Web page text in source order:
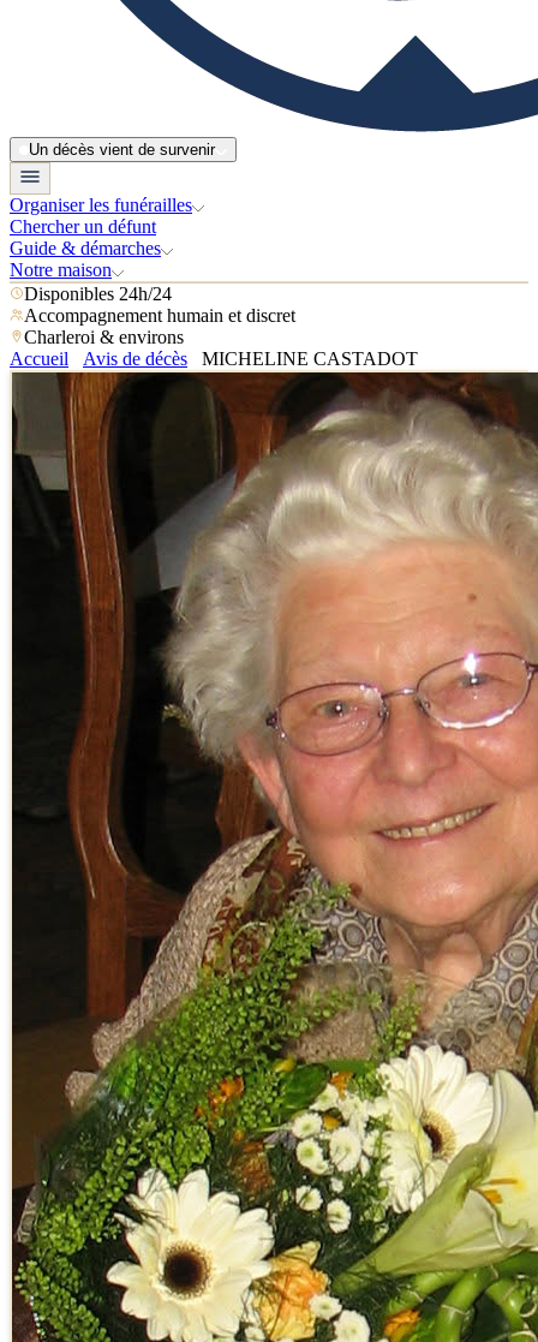
Un décès vient de survenir
Organiser les funérailles
Chercher un défunt
Guide & démarches
Notre maison
Disponibles 24h/24
Accompagnement humain et discret
Charleroi & environs
Accueil
Avis de décès MICHELINE CASTADOT